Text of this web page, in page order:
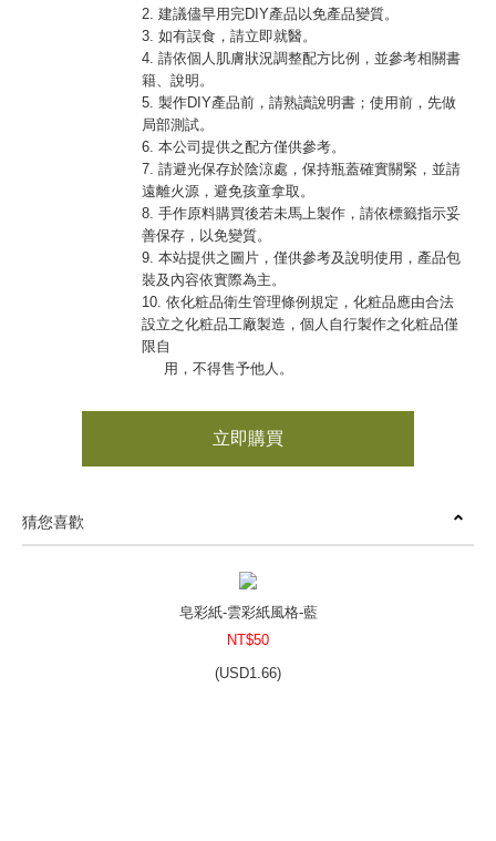
2. 建議儘早用完DIY產品以免產品變質。
3. 如有誤食，請立即就醫。
4. 請依個人肌膚狀況調整配方比例，並參考相關書
籍、說明。
5. 製作DIY產品前，請熟讀說明書；使用前，先做
局部測試。
6. 本公司提供之配方僅供參考。
7. 請避光保存於陰涼處，保持瓶蓋確實關緊，並請
遠離火源，避免孩童拿取。
8. 手作原料購買後若未馬上製作，請依標籤指示妥
善保存，以免變質。
9. 本站提供之圖片，僅供參考及說明使用，產品包
裝及內容依實際為主。
10. 依化粧品衛生管理條例規定，化粧品應由合法
設立之化粧品工廠製造，個人自行製作之化粧品僅
限自
用，不得售予他人。
立即購買
猜您喜歡
皂彩紙-雲彩紙風格-藍
NT$50
(USD1.66)